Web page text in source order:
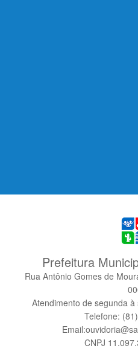
Prefeitura
Rua Antônio Gomes de
Atendimento de segunda
Telefone:
CNPJ